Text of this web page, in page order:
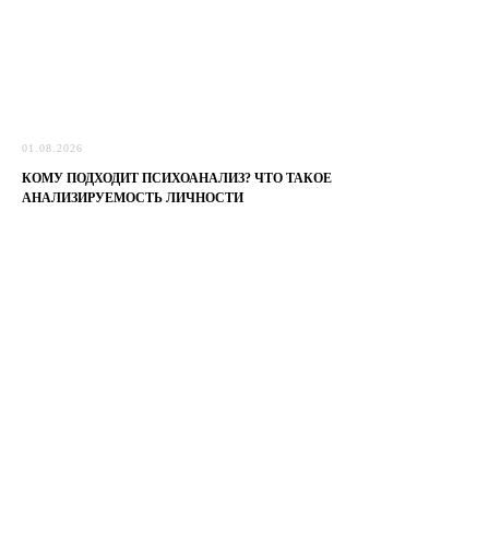
01.08.2026
КОМУ ПОДХОДИТ ПСИХОАНАЛИЗ? ЧТО ТАКОЕ
АНАЛИЗИРУЕМОСТЬ ЛИЧНОСТИ